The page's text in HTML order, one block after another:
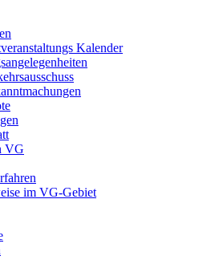
Kalender
VG
im VG-Gebiet